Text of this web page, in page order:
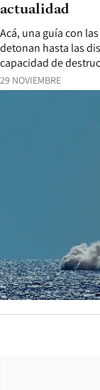
29 NOVIEMBRE
Acá, una guía con
detonan hasta las
capacidad de
actualidad